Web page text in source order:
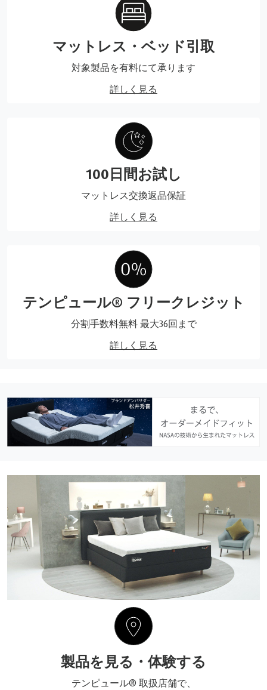
マットレス・ベッド引取
対象製品を有料にて承ります
詳しく見る
100日間お試し
マットレス交換返品保証
詳しく見る
テンピュール® フリークレジット
分割手数料無料 最大36回まで
詳しく見る
製品を見る・体験する
テンピュール® 取扱店舗で、